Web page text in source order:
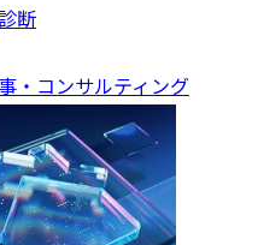
断
・コンサルティング